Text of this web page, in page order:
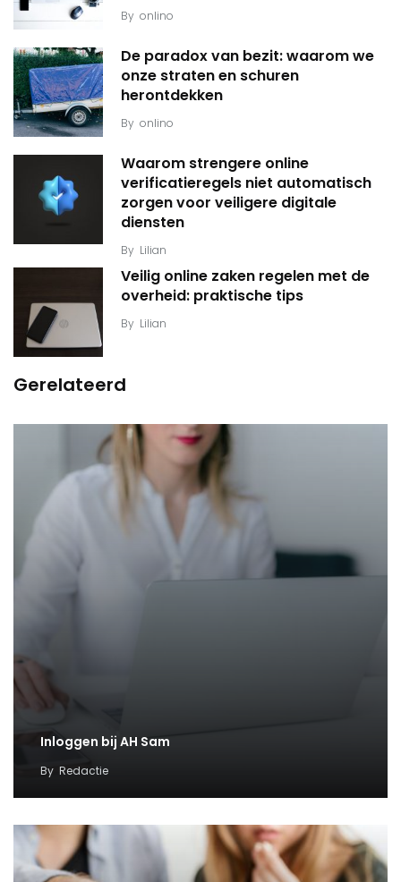
By onlino
De paradox van bezit: waarom we
onze straten en schuren
herontdekken
By onlino
Waarom strengere online
verificatieregels niet automatisch
zorgen voor veiligere digitale
diensten
By Lilian
Veilig online zaken regelen met de
overheid: praktische tips
By Lilian
Gerelateerd
Inloggen bij AH Sam
By Redactie